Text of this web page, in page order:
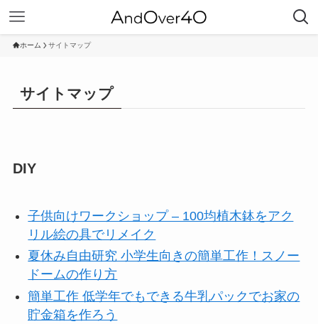
ホーム サイトマップ
サイトマップ
DIY
子供向けワークショップ – 100均植木鉢をアク
リル絵の具でリメイク
夏休み自由研究 小学生向きの簡単工作！スノー
ドームの作り方
簡単工作 低学年でもできる牛乳パックでお家の
貯金箱を作ろう